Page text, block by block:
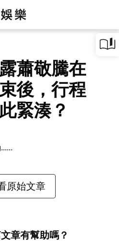
蕭敬騰在
後，行程
緊湊？
原始文章
章有幫助嗎？